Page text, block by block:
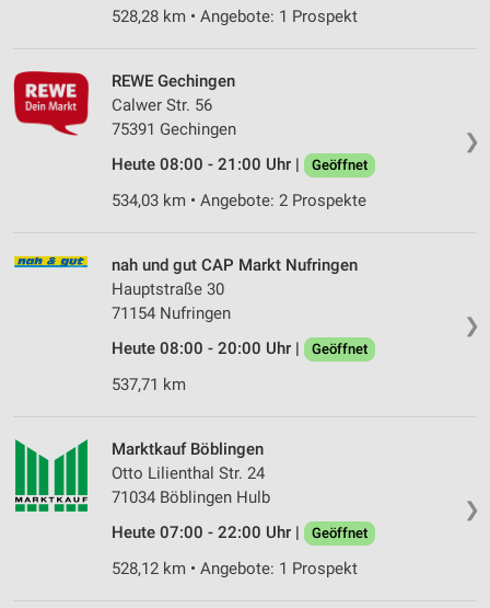
528,28 km • Angebote: 1 Prospekt
❯
REWE Gechingen
Calwer Str. 56
75391 Gechingen
Heute 08:00 - 21:00 Uhr |
Geöffnet
534,03 km • Angebote: 2 Prospekte
❯
nah und gut CAP Markt Nufringen
Hauptstraße 30
71154 Nufringen
Heute 08:00 - 20:00 Uhr |
Geöffnet
537,71 km
❯
Marktkauf Böblingen
Otto Lilienthal Str. 24
71034 Böblingen Hulb
Heute 07:00 - 22:00 Uhr |
Geöffnet
528,12 km • Angebote: 1 Prospekt